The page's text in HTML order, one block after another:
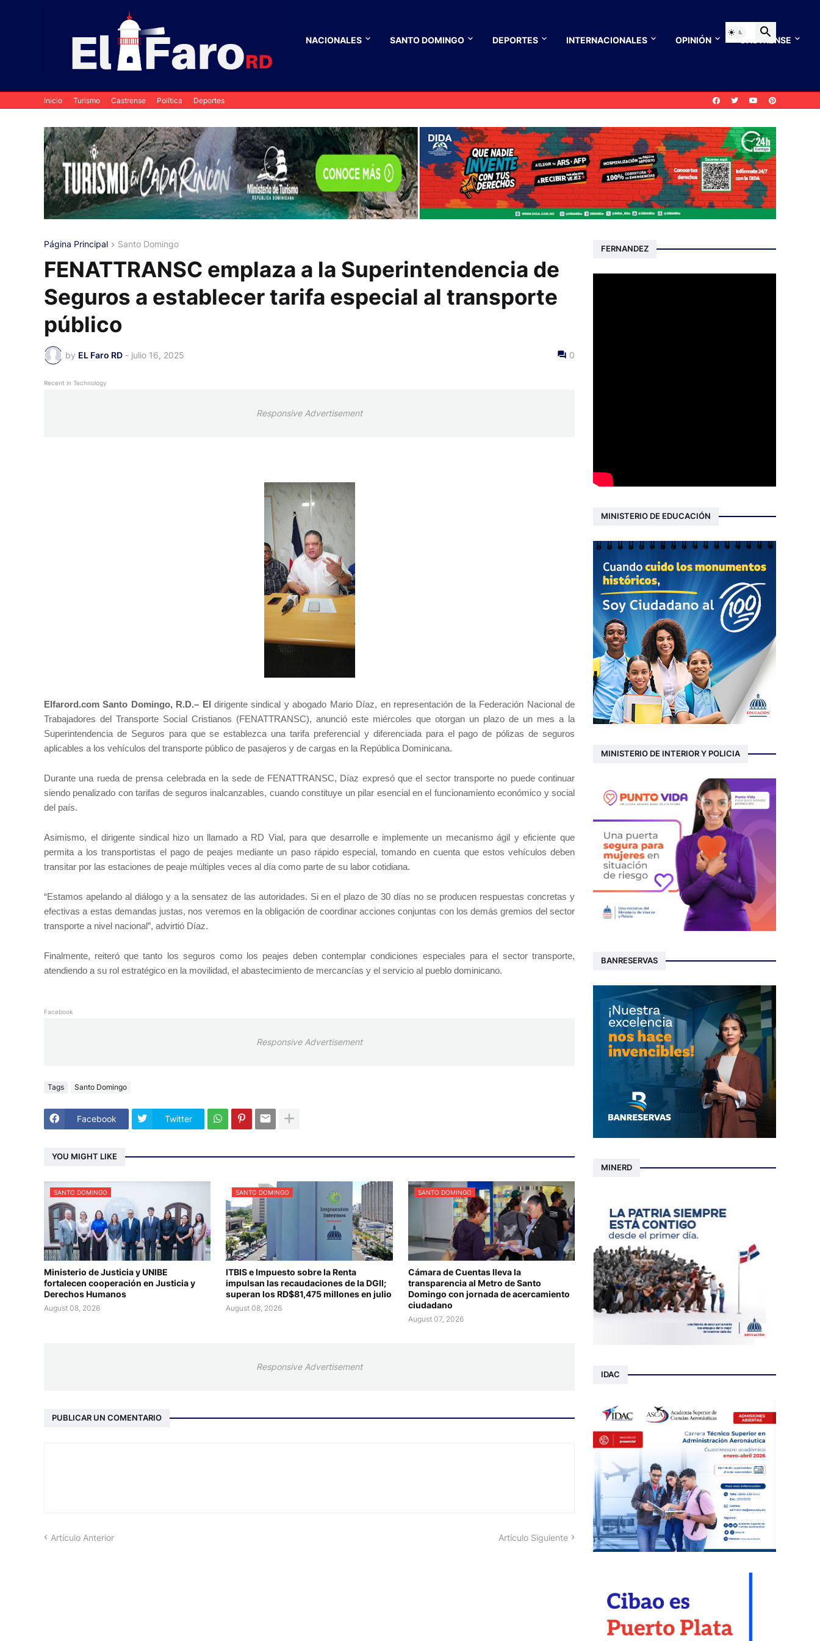
NACIONALES SANTO DOMINGO DEPORTES INTERNACIONALES OPINIÓN CASTRENSE
Inicio Turismo Castrense Política Deportes
Página Principal Santo Domingo
FENATTRANSC emplaza a la Superintendencia de
Seguros a establecer tarifa especial al transporte
público
by EL Faro RD - julio 16, 2025 0
Recent in Technology
Responsive Advertisement
Elfarord.com Santo Domingo, R.D.– El dirigente sindical y abogado Mario Díaz, en representación de la Federación Nacional de
Trabajadores del Transporte Social Cristianos (FENATTRANSC), anunció este miércoles que otorgan un plazo de un mes a la
Superintendencia de Seguros para que se establezca una tarifa preferencial y diferenciada para el pago de pólizas de seguros
aplicables a los vehículos del transporte público de pasajeros y de cargas en la República Dominicana.
Durante una rueda de prensa celebrada en la sede de FENATTRANSC, Díaz expresó que el sector transporte no puede continuar
siendo penalizado con tarifas de seguros inalcanzables, cuando constituye un pilar esencial en el funcionamiento económico y social
del país.
Asimismo, el dirigente sindical hizo un llamado a RD Vial, para que desarrolle e implemente un mecanismo ágil y eficiente que
permita a los transportistas el pago de peajes mediante un paso rápido especial, tomando en cuenta que estos vehículos deben
transitar por las estaciones de peaje múltiples veces al día como parte de su labor cotidiana.
“Estamos apelando al diálogo y a la sensatez de las autoridades. Si en el plazo de 30 días no se producen respuestas concretas y
efectivas a estas demandas justas, nos veremos en la obligación de coordinar acciones conjuntas con los demás gremios del sector
transporte a nivel nacional”, advirtió Díaz.
Finalmente, reiteró que tanto los seguros como los peajes deben contemplar condiciones especiales para el sector transporte,
atendiendo a su rol estratégico en la movilidad, el abastecimiento de mercancías y el servicio al pueblo dominicano.
Facebook
Responsive Advertisement
Tags Santo Domingo
Facebook Twitter
YOU MIGHT LIKE
SANTO DOMINGO
Ministerio de Justicia y UNIBE
fortalecen cooperación en Justicia y
Derechos Humanos
August 08, 2026
SANTO DOMINGO
ITBIS e Impuesto sobre la Renta
impulsan las recaudaciones de la DGII;
superan los RD$81,475 millones en julio
August 08, 2026
SANTO DOMINGO
Cámara de Cuentas lleva la
transparencia al Metro de Santo
Domingo con jornada de acercamiento
ciudadano
August 07, 2026
Responsive Advertisement
PUBLICAR UN COMENTARIO
Artículo Anterior Artículo Siguiente
FERNANDEZ
MINISTERIO DE EDUCACIÓN
MINISTERIO DE INTERIOR Y POLICIA
BANRESERVAS
MINERD
IDAC